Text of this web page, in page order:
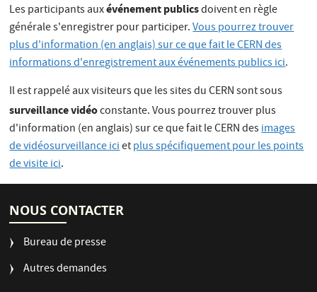
Les participants auxévénement publicsdoivent en règle
générale s'enregistrer pour participer.Vous pourrez trouver
plus d'information (en anglais) sur ce que fait le CERN des
informations d'enregistrement aux événements publics ici.
Il est rappelé aux visiteurs que les sites du CERN sont sous
surveillance vidéoconstante. Vous pourrez trouver plus
d'information (en anglais) sur ce que fait le CERN desimages
de vidéosurveillance icietplus spécifiquement pour les points
de visite ici.
NOUS CONTACTER
Bureau de presse
Autres demandes